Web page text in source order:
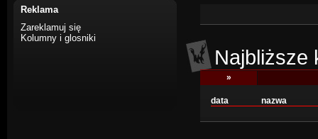
Reklama
Zareklamuj się
Kolumny i glosniki
Najbliższe
»
data nazwa